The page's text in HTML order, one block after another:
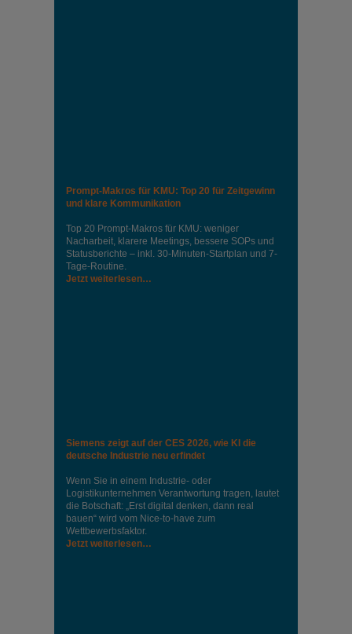
Prompt-Makros für KMU: Top 20 für Zeitgewinn
und klare Kommunikation
Top 20 Prompt-Makros für KMU: weniger
Nacharbeit, klarere Meetings, bessere SOPs und
Statusberichte – inkl. 30-Minuten-Startplan und 7-
Tage-Routine.
Jetzt weiterlesen…
Siemens zeigt auf der CES 2026, wie KI die
deutsche Industrie neu erfindet
Wenn Sie in einem Industrie‑ oder
Logistikunternehmen Verantwortung tragen, lautet
die Botschaft: „Erst digital denken, dann real
bauen“ wird vom Nice‑to‑have zum
Wettbewerbsfaktor.
Jetzt weiterlesen…